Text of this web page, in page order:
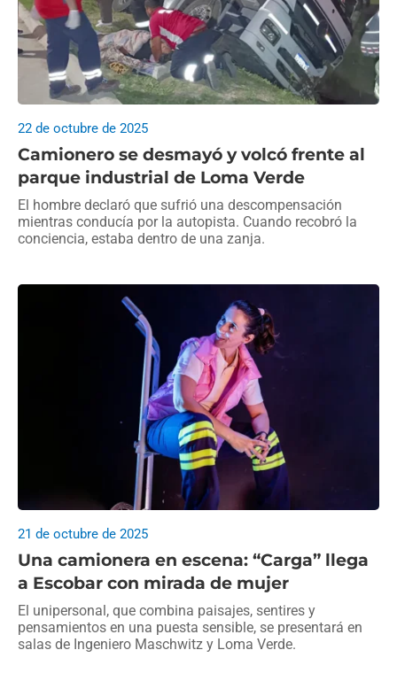
Camionero se desmayó y volcó frente al
parque industrial de Loma Verde
22 de octubre de 2025
El hombre declaró que sufrió una descompensación
mientras conducía por la autopista. Cuando recobró la
conciencia, estaba dentro de una zanja.
Una camionera en escena: “Carga” llega
a Escobar con mirada de mujer
21 de octubre de 2025
El unipersonal, que combina paisajes, sentires y
pensamientos en una puesta sensible, se presentará en
salas de Ingeniero Maschwitz y Loma Verde.